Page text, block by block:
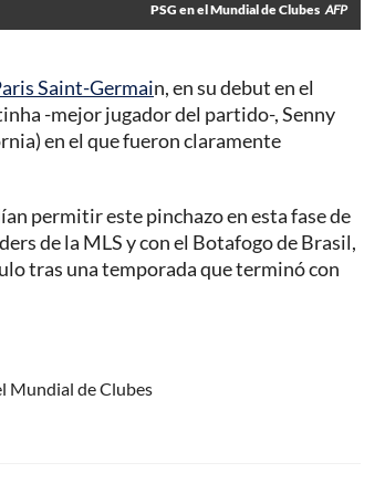
PSG en el Mundial de Clubes AFP
Saint-Germain, en su debut en el
-mejor jugador del partido-, Senny
en el que fueron claramente
permitir este pinchazo en esta fase de
de la MLS y con el Botafogo de Brasil,
tras una temporada que terminó con
Mundial de Clubes